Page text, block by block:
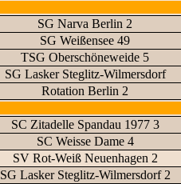
SG Narva Berlin 2
SG Weißensee 49
TSG Oberschöneweide 5
SG Lasker Steglitz-Wilmersdorf
Rotation Berlin 2
SC Zitadelle Spandau 1977 3
SC Weisse Dame 4
SV Rot-Weiß Neuenhagen 2
SG Lasker Steglitz-Wilmersdorf 2